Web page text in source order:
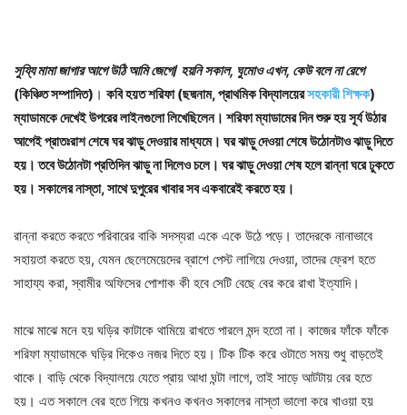
সুয্যি মামা জাগার আগে উঠি আমি জেগে/ হয়নি সকাল, ঘুমোও এখন, কেউ বলে না রেগে
(কিঞ্চিত সম্পাদিত) । কবি হয়ত শরিফা (ছদ্মনাম, প্রাথমিক বিদ্যালয়েরসহকারী শিক্ষক)
ম্যাডামকে দেখেই উপরের লাইনগুলো লিখেছিলেন। শরিফা ম্যাডামের দিন শুরু হয় সূর্য উঠার
আগেই প্রাতঃরাশ শেষে ঘর ঝাড়ু দেওয়ার মাধ্যমে। ঘর ঝাড়ু দেওয়া শেষে উঠোনটাও ঝাড়ু দিতে
হয়। তবে উঠোনটা প্রতিদিন ঝাড়ু না দিলেও চলে। ঘর ঝাড়ু দেওয়া শেষ হলে রান্না ঘরে ঢুকতে
হয়। সকালের নাস্তা, সাথে দুপুরের খাবার সব একবারেই করতে হয়।
রান্না করতে করতে পরিবারের বাকি সদস্যরা একে একে উঠে পড়ে। তাদেরকে নানাভাবে
সহায়তা করতে হয়, যেমন ছেলেমেয়েদের ব্রাশে পেস্ট লাগিয়ে দেওয়া, তাদের ফ্রেশ হতে
সাহায্য করা, স্বামীর অফিসের পোশাক কী হবে সেটি বেছে বের করে রাখা ইত্যাদি।
মাঝে মাঝে মনে হয় ঘড়ির কাটাকে থামিয়ে রাখতে পারলে মন্দ হতো না। কাজের ফাঁকে ফাঁকে
শরিফা ম্যাডামকে ঘড়ির দিকেও নজর দিতে হয়। টিক টিক করে ওটাতে সময় শুধু বাড়তেই
থাকে। বাড়ি থেকে বিদ্যালয়ে যেতে প্রায় আধা ঘন্টা লাগে, তাই সাড়ে আটটায় বের হতে
হয়। এত সকালে বের হতে গিয়ে কখনও কখনও সকালের নাস্তা ভালো করে খাওয়া হয়